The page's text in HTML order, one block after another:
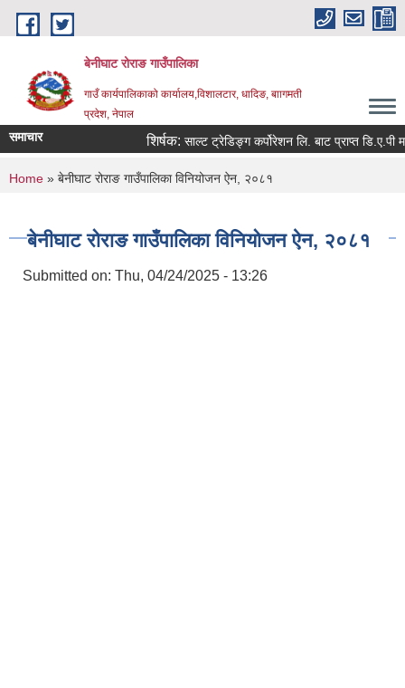
Skip to main content
बेनीघाट रोराङ गाउँपालिका
गाउँ कार्यपालिकाको कार्यालय,विशालटार, धादिङ, बाागमती
प्रदेश, नेपाल
समाचार शिर्षक:साल्ट ट्रेडिङ्ग कर्पोरेशन लि. बाट प्राप्त डि.ए.पी
You are here
Home » बेनीघाट रोराङ गाउँपालिका विनियोजन ऐन, २०८१
बेनीघाट रोराङ गाउँपालिका विनियोजन ऐन, २०८१
Submitted on: Thu, 04/24/2025 - 13:26